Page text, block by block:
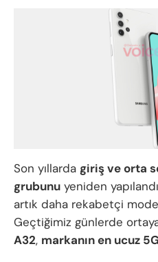
Son yıllarda giriş ve orta
grubunu yeniden
artık daha rekabetçi
Geçtiğimiz günlerde
A32, markanın en ucuz